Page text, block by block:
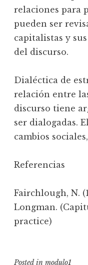
relaciones para
pueden ser
capitalistas y
del discurso.
Dialéctica de
relación entre
discurso tiene
ser dialogadas.
cambios
Referencias
Fairchlough, N.
Longman.
practice)
Posted in modulo1